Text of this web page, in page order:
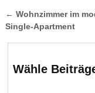
← Wohnzimmer im
Single-Apartment
Wähle